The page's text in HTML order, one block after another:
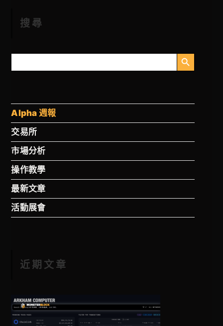
搜尋
搜
搜索按钮
Alpha 週報
交易所
市場分析
操作教學
最新文章
活動展會
近期文章